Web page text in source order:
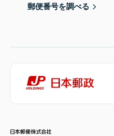
郵便番号を調べる